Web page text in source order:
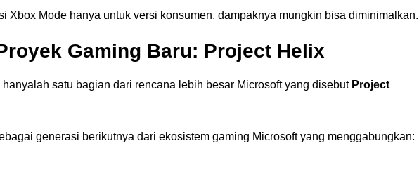
Xbox Mode hanya untuk versi konsumen, dampaknya mungkin bisa diminimalkan.
Gaming Baru: Project Helix
satu bagian dari rencana lebih besar Microsoft yang disebut Project
generasi berikutnya dari ekosistem gaming Microsoft yang menggabungkan: